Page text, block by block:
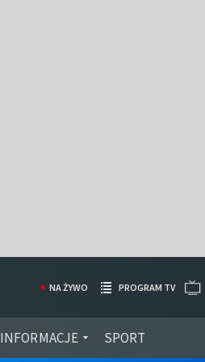
INFORMACJE SPORT
NA ŻYWO PROGRAM TV